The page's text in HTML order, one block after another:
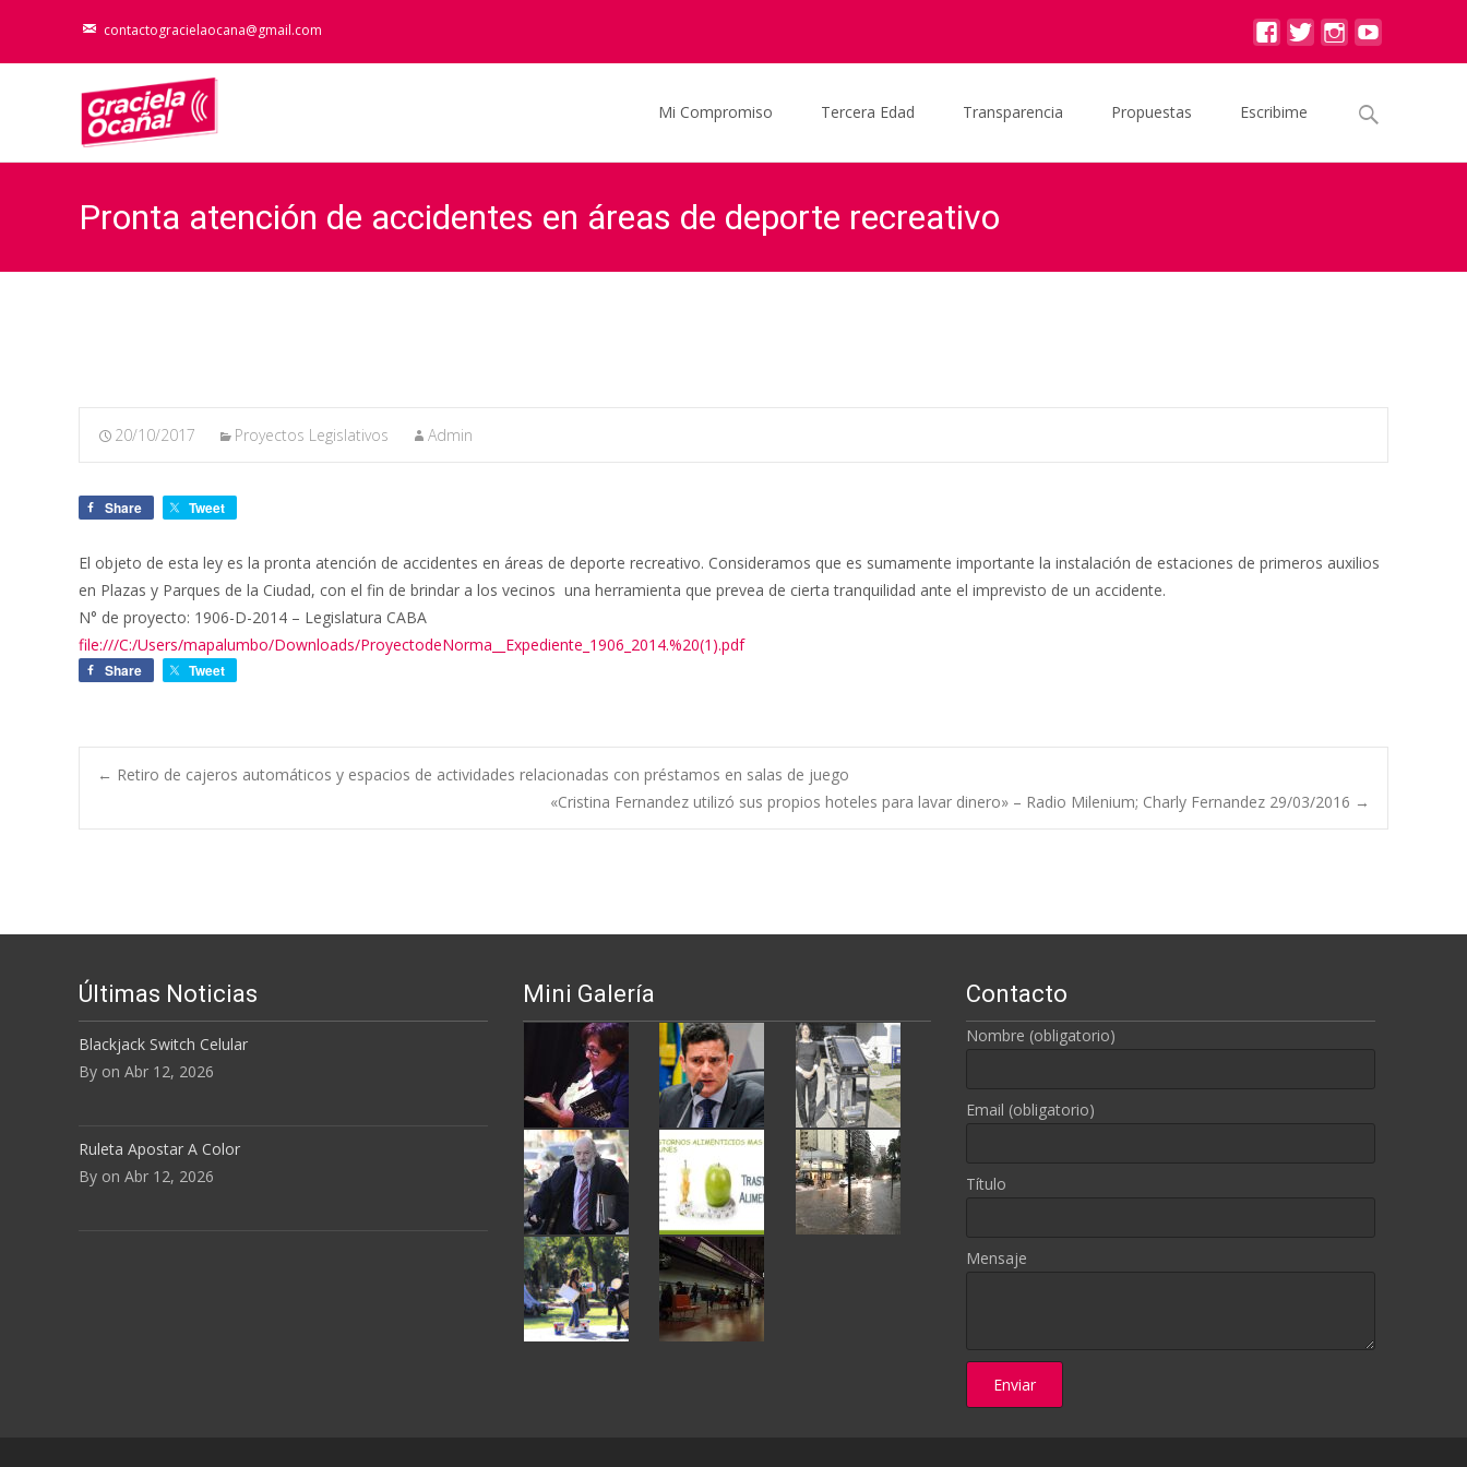
contactogracielaocana@gmail.com
Mi Compromiso
Tercera Edad Transparencia Propuestas Escribime
Buscar
Pronta atención de accidentes en áreas de deporte recreativo
20/10/2017 Proyectos Legislativos Admin
Share Tweet
El objeto de esta ley es la pronta atención de accidentes en áreas de deporte recreativo. Consideramos que es sumamente importante la instalación de estaciones de primeros auxilios
en Plazas y Parques de la Ciudad, con el fin de brindar a los vecinos una herramienta que prevea de cierta tranquilidad ante el imprevisto de un accidente.
N° de proyecto: 1906-D-2014 – Legislatura CABA
file:///C:/Users/mapalumbo/Downloads/ProyectodeNorma__Expediente_1906_2014.%20(1).pdf
Share Tweet
Navegación de entradas
← Retiro de cajeros automáticos y espacios de actividades relacionadas con préstamos en salas de juego
«Cristina Fernandez utilizó sus propios hoteles para lavar dinero» – Radio Milenium; Charly Fernandez 29/03/2016 →
Últimas Noticias
Blackjack Switch Celular
By on Abr 12, 2026
Ruleta Apostar A Color
By on Abr 12, 2026
Mini Galería Contacto
Nombre (obligatorio)
Email (obligatorio)
Título
Mensaje